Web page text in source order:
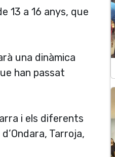
13 a 16 anys, que
una dinàmica
han passat
i els diferents
Tarroja,